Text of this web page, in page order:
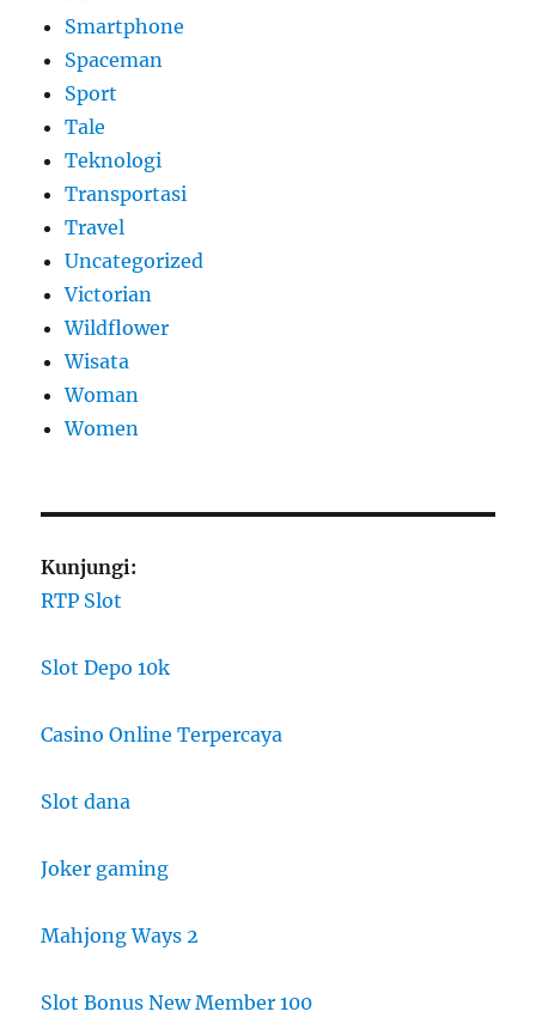
Smartphone
Spaceman
Sport
Tale
Teknologi
Transportasi
Travel
Uncategorized
Victorian
Wildflower
Wisata
Woman
Women
Kunjungi:
RTP Slot
Slot Depo 10k
Casino Online Terpercaya
Slot dana
Joker gaming
Mahjong Ways 2
Slot Bonus New Member 100